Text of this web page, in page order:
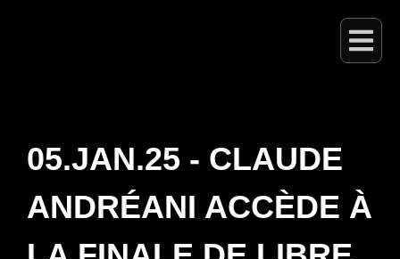
05.JAN.25 - CLAUDE
ANDRÉANI ACCÈDE À